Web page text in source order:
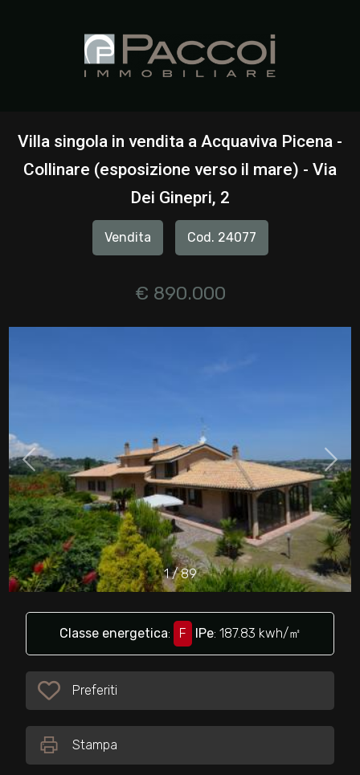
Villa singola in vendita a Acquaviva Picena -
Collinare (esposizione verso il mare) - Via
Dei Ginepri, 2
Vendita Cod. 24077
€ 890.000
1 / 89
Classe energetica: F IPe: 187.83 kwh/㎡
Preferiti: Cod. 24077
Preferiti
Stampa
IMMOBILI
Qualsiasi
Comune
Tipologia
multiscelta
Qualsiasi
Commerciali